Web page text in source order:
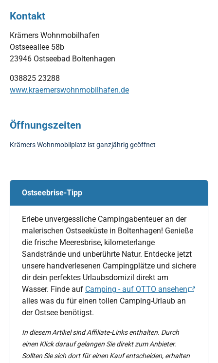
Kontakt
Krämers Wohnmobilhafen
Ostseeallee 58b
23946 Ostseebad Boltenhagen
038825 23288
www.kraemerswohnmobilhafen.de
Öffnungszeiten
Krämers Wohnmobilplatz ist ganzjährig geöffnet
Ostseebrise-Tipp
Erlebe unvergessliche Campingabenteuer an der
malerischen Ostseeküste in Boltenhagen! Genieße
die frische Meeresbrise, kilometerlange
Sandstrände und unberührte Natur. Entdecke jetzt
unsere handverlesenen Campingplätze und sichere
dir dein perfektes Urlaubsdomizil direkt am
Wasser. Finde auf Camping - auf OTTO ansehen
alles was du für einen tollen Camping-Urlaub an
der Ostsee benötigst.
In diesem Artikel sind Affiliate-Links enthalten. Durch
einen Klick darauf gelangen Sie direkt zum Anbieter.
Sollten Sie sich dort für einen Kauf entscheiden, erhalten